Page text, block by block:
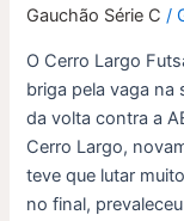
Gauchão Série C /
O Cerro Largo
briga pela vaga na
da volta contra a
Cerro Largo,
teve que lutar
no final, prevaleceu
Largo
na
semifinal
do
Gauchão